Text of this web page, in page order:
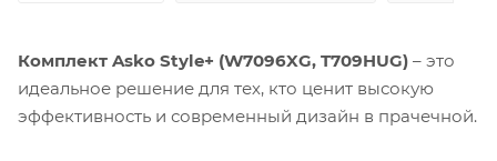
Комплект Asko Style+ (W7096XG, T709HUG) – это
идеальное решение для тех, кто ценит высокую
эффективность и современный дизайн в прачечной.